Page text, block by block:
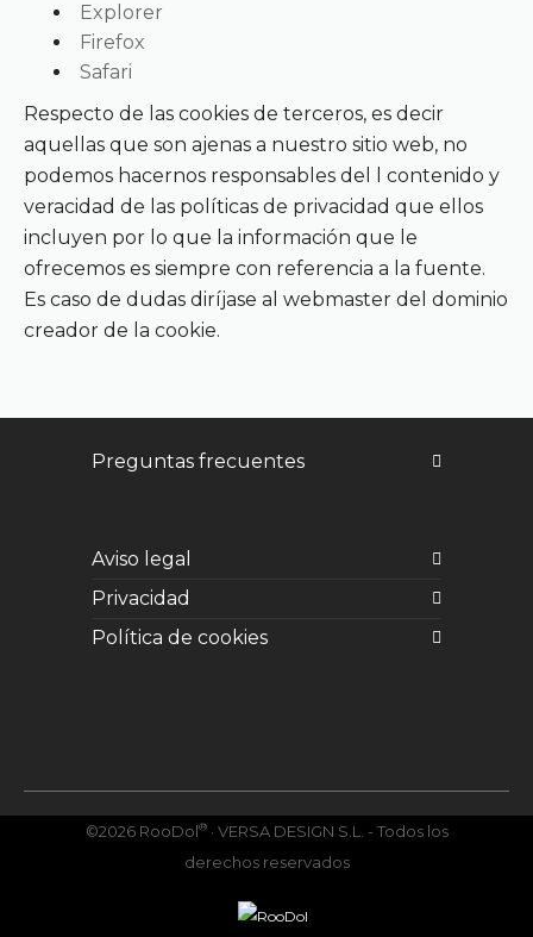
Explorer
Firefox
Safari
Respecto de las cookies de terceros, es decir
aquellas que son ajenas a nuestro sitio web, no
podemos hacernos responsables del l contenido y
veracidad de las políticas de privacidad que ellos
incluyen por lo que la información que le
ofrecemos es siempre con referencia a la fuente.
Es caso de dudas diríjase al webmaster del dominio
creador de la cookie.
Preguntas frecuentes
Aviso legal
Privacidad
Política de cookies
©2026 RooDol®· VERSA DESIGN S.L. - Todos los
derechos reservados